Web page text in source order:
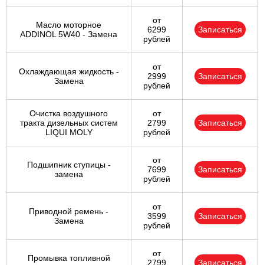
Масло моторное
ADDINOL 5W40 - Замена
от
6299
рублей
Записаться
Охлаждающая жидкость -
Замена
от
2999
рублей
Записаться
Очистка воздушного
тракта дизельных систем
LIQUI MOLY
от
2799
рублей
Записаться
Подшипник ступицы -
замена
от
7699
рублей
Записаться
Приводной ремень -
Замена
от
3599
рублей
Записаться
Промывка топливной
от
2799
Записаться